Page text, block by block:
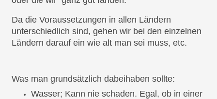
Da die Voraussetzungen in allen Ländern
unterschiedlich sind, gehen wir bei den einzelnen
Ländern darauf ein wie alt man sei muss, etc.
Was man grundsätzlich dabeihaben sollte:
Wasser; Kann nie schaden. Egal, ob in einer